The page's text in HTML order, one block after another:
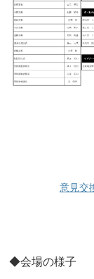
意見交
◆会場の様子